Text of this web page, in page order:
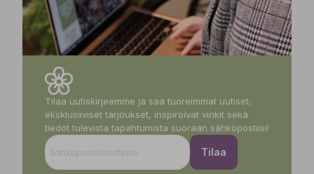
Tilaa uutiskirjeemme ja saa tuoreimmat uutiset,
eksklusiiviset tarjoukset, inspiroivat vinkit sekä
tiedot tulevista tapahtumista suoraan sähköpostiisi!
Tilaa